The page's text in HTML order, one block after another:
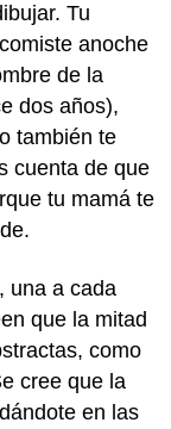
Tu
anoche
de la
dos años),
también te
cuenta de que
tu mamá te
una a cada
que la mitad
como
cree que la
en las